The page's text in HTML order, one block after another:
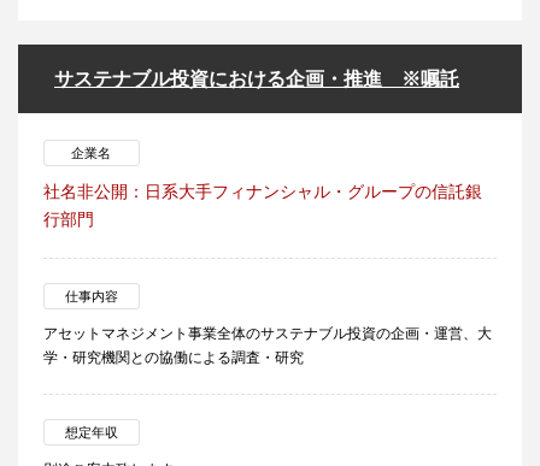
サステナブル投資における企画・推進 ※嘱託
企業名
社名非公開：日系大手フィナンシャル・グループの信託銀
行部門
仕事内容
アセットマネジメント事業全体のサステナブル投資の企画・運営、大
学・研究機関との協働による調査・研究
想定年収